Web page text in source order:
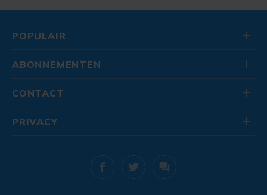
POPULAIR
ABONNEMENTEN
CONTACT
PRIVACY